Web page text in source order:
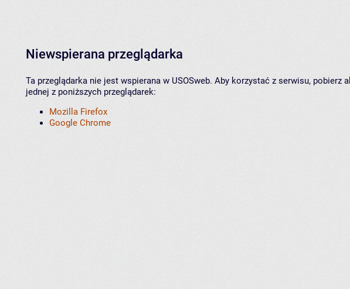
Niewspierana przeglądarka
Ta przeglądarka nie jest wspierana w USOSweb. Aby korzystać z serwisu, pobierz
jednej z poniższych przeglądarek:
Mozilla Firefox
Google Chrome